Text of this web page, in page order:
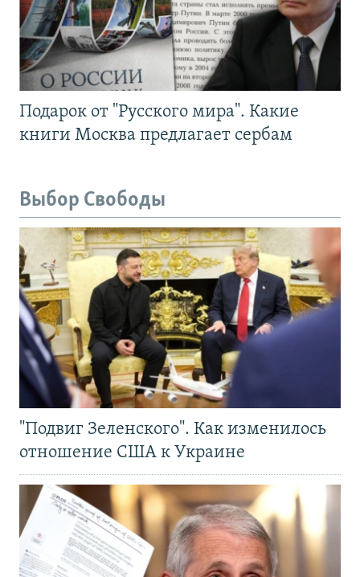
Подарок от "Русского мира". Какие
книги Москва предлагает сербам
Выбор Свободы
"Подвиг Зеленского". Как изменилось
отношение США к Украине